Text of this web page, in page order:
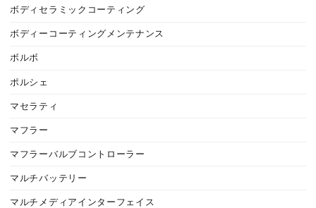
ボディセラミックコーティング
ボディーコーティングメンテナンス
ボルボ
ポルシェ
マセラティ
マフラー
マフラーバルブコントローラー
マルチバッテリー
マルチメディアインターフェイス